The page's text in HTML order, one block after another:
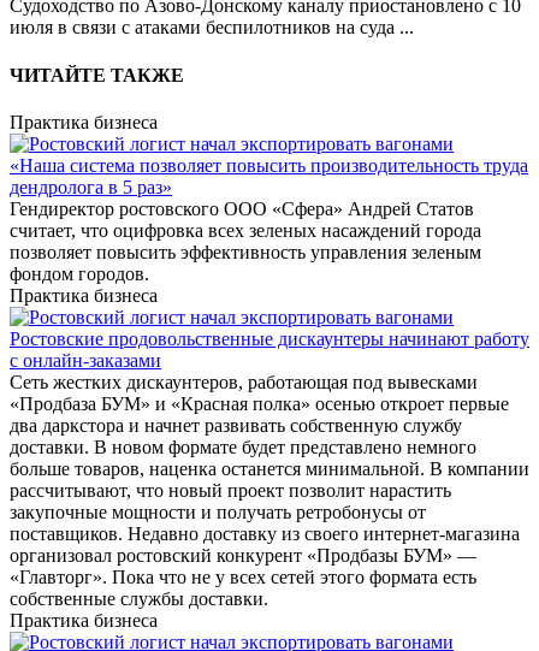
Судоходство по Азово-Донскому каналу приостановлено с 10
июля в связи с атаками беспилотников на суда ...
ЧИТАЙТЕ ТАКЖЕ
Практика бизнеса
«Наша система позволяет повысить производительность труда
дендролога в 5 раз»
Гендиректор ростовского ООО «Сфера» Андрей Статов
считает, что оцифровка всех зеленых насаждений города
позволяет повысить эффективность управления зеленым
фондом городов.
Практика бизнеса
Ростовские продовольственные дискаунтеры начинают работу
с онлайн-заказами
Сеть жестких дискаунтеров, работающая под вывесками
«Продбаза БУМ» и «Красная полка» осенью откроет первые
два даркстора и начнет развивать собственную службу
доставки. В новом формате будет представлено немного
больше товаров, наценка останется минимальной. В компании
рассчитывают, что новый проект позволит нарастить
закупочные мощности и получать ретробонусы от
поставщиков. Недавно доставку из своего интернет-магазина
организовал ростовский конкурент «Продбазы БУМ» —
«Главторг». Пока что не у всех сетей этого формата есть
собственные службы доставки.
Практика бизнеса